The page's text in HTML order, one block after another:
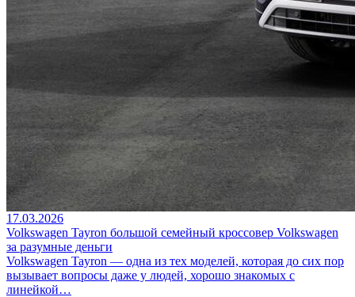
17.03.2026
Volkswagen Tayron большой семейный кроссовер Volkswagen
за разумные деньги
Volkswagen Tayron — одна из тех моделей, которая до сих пор
вызывает вопросы даже у людей, хорошо знакомых с
линейкой…